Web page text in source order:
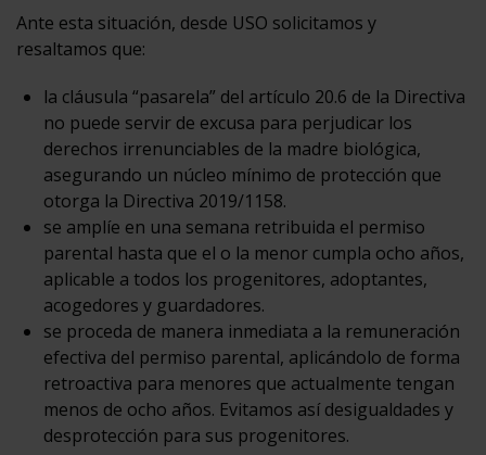
Ante esta situación, desde USO solicitamos y
resaltamos que:
la cláusula “pasarela” del artículo 20.6 de la Directiva
no puede servir de excusa para perjudicar los
derechos irrenunciables de la madre biológica,
asegurando un núcleo mínimo de protección que
otorga la Directiva 2019/1158.
se amplíe en una semana retribuida el permiso
parental hasta que el o la menor cumpla ocho años,
aplicable a todos los progenitores, adoptantes,
acogedores y guardadores.
se proceda de manera inmediata a la remuneración
efectiva del permiso parental, aplicándolo de forma
retroactiva para menores que actualmente tengan
menos de ocho años. Evitamos así desigualdades y
desprotección para sus progenitores.